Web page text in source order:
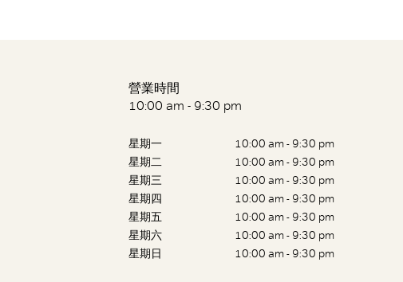
營業時間
10:00 am - 9:30 pm
星期一
10:00 am - 9:30 pm
星期二
10:00 am - 9:30 pm
星期三
10:00 am - 9:30 pm
星期四
10:00 am - 9:30 pm
星期五
10:00 am - 9:30 pm
星期六
10:00 am - 9:30 pm
星期日
10:00 am - 9:30 pm